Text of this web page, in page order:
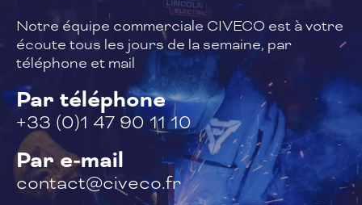
Notre équipe commerciale CIVECO est àvotre
écoute tous les jours de la semaine, par
téléphone et mail
Par téléphone
+33 (0)1 47 90 11 10
Par e-mail
contact@civeco.fr